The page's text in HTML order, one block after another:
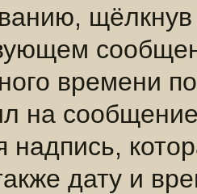
времени
на
дату и